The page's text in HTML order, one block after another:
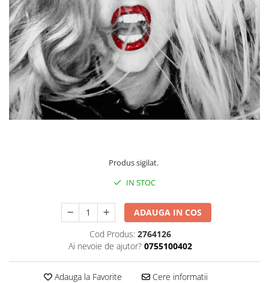
Viniluri Românești
Colecția Electrecord
Produs sigilat.
IN STOC
ADAUGA IN COS
Cod Produs: 2764126
Ai nevoie de ajutor? 0755100402
Adauga la Favorite Cere informatii